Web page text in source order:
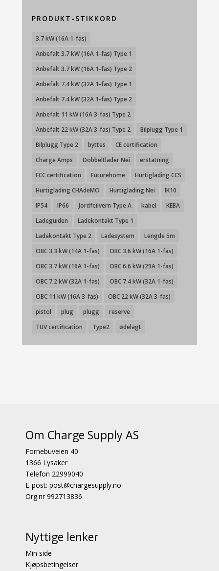
PRODUKT-STIKKORD
3.7 kW (16A 1-fas)
Anbefalt 3.7 kW (16A 1-fas) Type 1
Anbefalt 3.7 kW (16A 1-fas) Type 2
Anbefalt 7.4 kW (32A 1-fas) Type 1
Anbefalt 7.4 kW (32A 1-fas) Type 2
Anbefalt 11 kW (16A 3-fas) Type 2
Anbefalt 22 kW (32A 3-fas) Type 2
Bilplugg Type 1
Bilplugg Type 2
byttes
CE certification
Charge Amps
Dobbeltlader Nei
erstatning
FCC certification
Futurehome
Hurtiglading CCS
Hurtiglading CHAdeMO
Hurtiglading Nei
IK10
IP54
IP66 Jordfeilvern Type A kabel
KEBA
Ladeguiden
Ladekontakt Type 1
Ladekontakt Type 2
Ladesystem
Lengde 5m
OBC 3.3 kW (14A 1-fas)
OBC 3.6 kW (16A 1-fas)
OBC 3.7 kW (16A 1-fas)
OBC 6.6 kW (29A 1-fas)
OBC 7.2 kW (32A 1-fas)
OBC 7.4 kW (32A 1-fas)
OBC 11 kW (16A 3-fas)
OBC 22 kW (32A 3-fas)
pistol
plug plugg
reserve
TUV certification
Type2 ødelagt
Om Charge Supply AS
Fornebuveien 40
1366 Lysaker
Telefon 22999040
E-post: post@chargesupply.no
Org.nr 992713836
Nyttige lenker
Min side
Kjøpsbetingelser